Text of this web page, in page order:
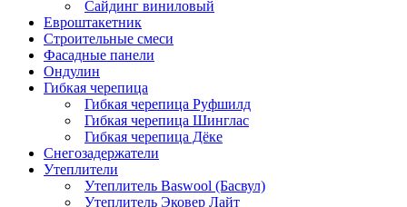
Сайдинг виниловый
Евроштакетник
Строительные смеси
Фасадные панели
Ондулин
Гибкая черепица
Гибкая черепица Руфшилд
Гибкая черепица Шинглас
Гибкая черепица Дёке
Снегозадержатели
Утеплители
Утеплитель Baswool (Басвул)
Утеплитель Эковер Лайт